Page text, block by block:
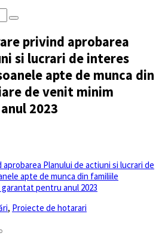
privind aprobarea
si lucrari de interes
apte de munca din
de venit minim
2023
Planului de actiuni si lucrari de
apte de munca din familiile
pentru anul 2023
, Proiecte de hotarari